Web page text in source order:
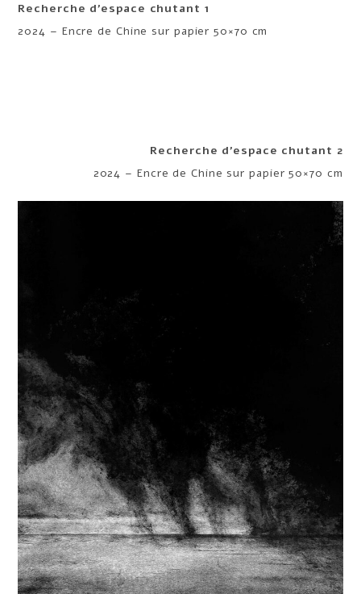
Recherche d’espace chutant 1
2024 – Encre de Chine sur papier 50×70 cm
Recherche d’espace chutant 2
2024 – Encre de Chine sur papier 50×70 cm